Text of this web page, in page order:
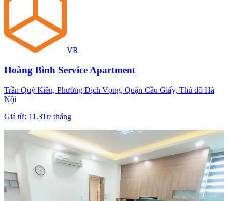
VR
Hoàng Bình Service Apartment
Trần Quý Kiên, Phường Dịch Vọng, Quận Cầu Giấy, Thủ đô Hà
Nội
Giá từ: 11.3Tr/tháng